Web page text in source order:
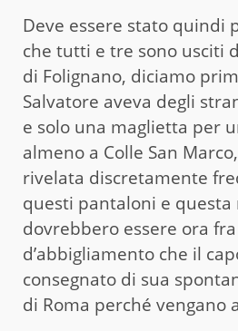
Deve essere stato quindi
che tutti e tre sono usciti
di Folignano, diciamo
Salvatore aveva degli
e solo una maglietta per
almeno a Colle San
rivelata discretamente
questi pantaloni e questa
dovrebbero essere ora
d’abbigliamento che il
consegnato di sua
di Roma perché vengano